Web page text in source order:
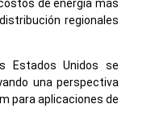
de energía más
regionales
Estados Unidos se
una perspectiva
para aplicaciones de